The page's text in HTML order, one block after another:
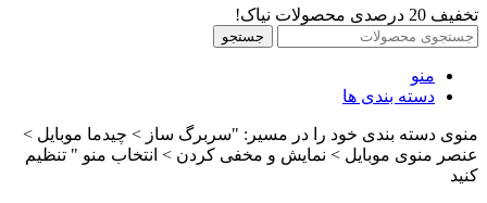
تخفیف 20 درصدی محصولات نیاک!
جستجو
منو
دسته بندی ها
منوی دسته بندی خود را در مسیر: "سربرگ ساز > چیدما موبایل >
عنصر منوی موبایل > نمایش و مخفی کردن > انتخاب منو " تنظیم
کنید